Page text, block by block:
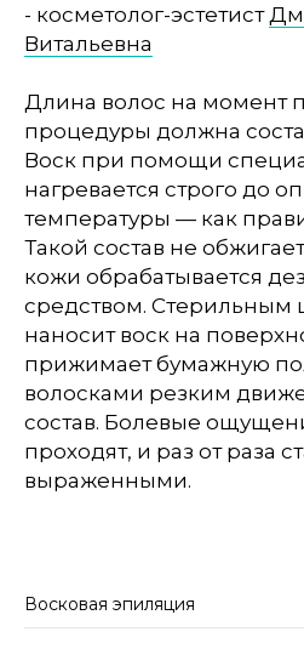
- косметолог-эстетист
Витальевна
Длина волос на момент
процедуры должна
Воск при помощи
нагревается строго до
температуры — как
Такой состав не
кожи обрабатывается
средством. Стерильным
наносит воск на
прижимает бумажную
волосками резким
состав. Болевые
проходят, и раз от раза
выраженными.
Восковая эпиляция